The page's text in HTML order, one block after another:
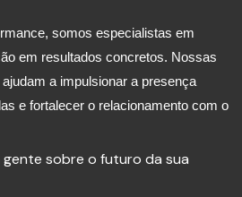
somos especialistas em
em resultados concretos. Nossas
a impulsionar a presença
e fortalecer o relacionamento com o
sobre o futuro da sua